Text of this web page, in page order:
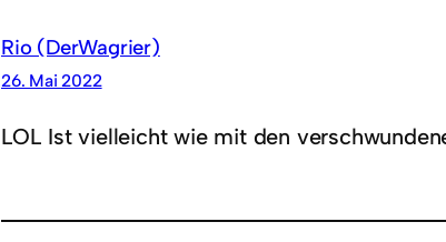
Rio (DerWagrier)
26. Mai 2022
LOL Ist vielleicht wie mit den